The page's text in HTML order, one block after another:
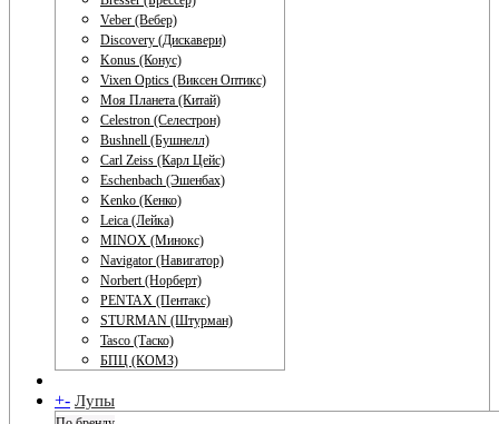
Veber (Вебер)
Discovery (Дискавери)
Konus (Конус)
Vixen Optics (Виксен Оптикс)
Моя Планета (Китай)
Celestron (Селестрон)
Bushnell (Бушнелл)
Carl Zeiss (Карл Цейс)
Eschenbach (Эшенбах)
Kenko (Кенко)
Leica (Лейка)
MINOX (Минокс)
Navigator (Навигатор)
Norbert (Норберт)
PENTAX (Пентакс)
STURMAN (Штурман)
Tasco (Таско)
БПЦ (КОМЗ)
+- Лупы